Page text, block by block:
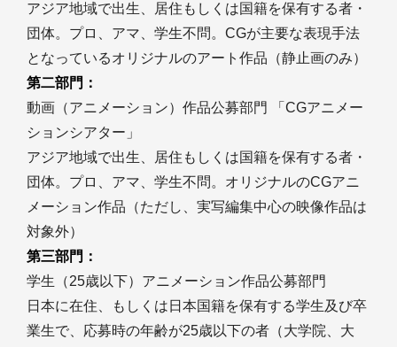
アジア地域で出生、居住もしくは国籍を保有する者・
団体。プロ、アマ、学生不問。CGが主要な表現手法
となっているオリジナルのアート作品（静止画のみ）
第二部門：
動画（アニメーション）作品公募部門 「CGアニメー
ションシアター」
アジア地域で出生、居住もしくは国籍を保有する者・
団体。プロ、アマ、学生不問。オリジナルのCGアニ
メーション作品（ただし、実写編集中心の映像作品は
対象外）
第三部門：
学生（25歳以下）アニメーション作品公募部門
日本に在住、もしくは日本国籍を保有する学生及び卒
業生で、応募時の年齢が25歳以下の者（大学院、大